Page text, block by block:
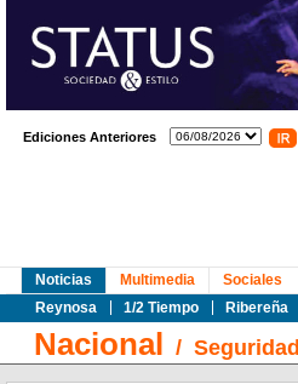
Ediciones Anteriores
Noticias
Reynosa
1/2 Tiempo Ribereña
Multimedia Sociales
Nacional / Seguridad